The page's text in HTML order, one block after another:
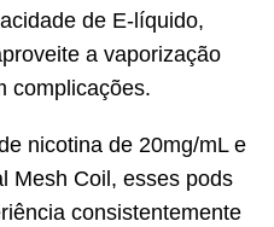
de E-líquido,
a vaporização
complicações.
nicotina de 20mg/mL e
Mesh Coil, esses pods
consistentemente